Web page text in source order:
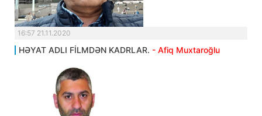
16:57 21.11.2020
HƏYAT ADLI FİLMDƏN KADRLAR. - Afiq Muxtaroğlu